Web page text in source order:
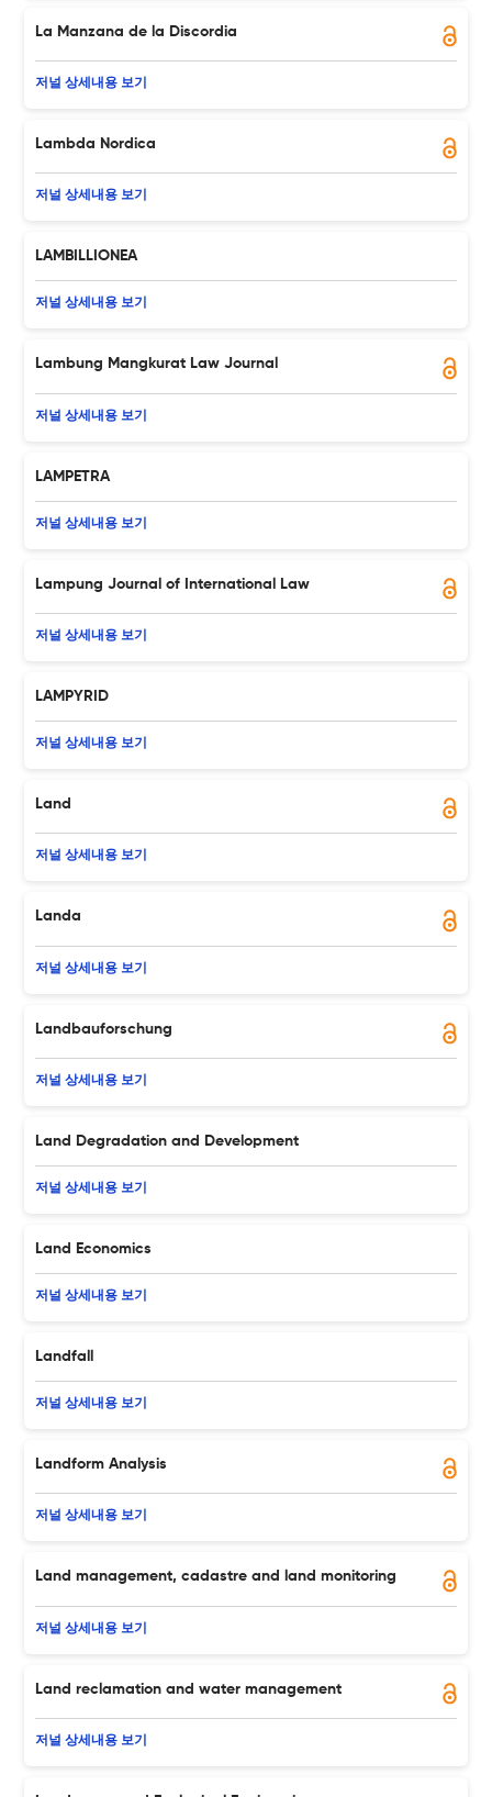
La Manzana de la Discordia
저널 상세내용 보기
Lambda Nordica
저널 상세내용 보기
LAMBILLIONEA
저널 상세내용 보기
Lambung Mangkurat Law Journal
저널 상세내용 보기
LAMPETRA
저널 상세내용 보기
Lampung Journal of International Law
저널 상세내용 보기
LAMPYRID
저널 상세내용 보기
Land
저널 상세내용 보기
Landa
저널 상세내용 보기
Landbauforschung
저널 상세내용 보기
Land Degradation and Development
저널 상세내용 보기
Land Economics
저널 상세내용 보기
Landfall
저널 상세내용 보기
Landform Analysis
저널 상세내용 보기
Land management, cadastre and land monitoring
저널 상세내용 보기
Land reclamation and water management
저널 상세내용 보기